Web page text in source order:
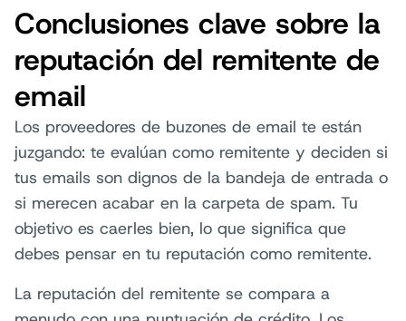
Conclusiones clave sobre la
reputación del remitente de
email
Los proveedores de buzones de email te están
juzgando: te evalúan como remitente y deciden si
tus emails son dignos de la bandeja de entrada o
si merecen acabar en la carpeta de spam. Tu
objetivo es caerles bien, lo que significa que
debes pensar en tu reputación como remitente.
La reputación del remitente se compara a